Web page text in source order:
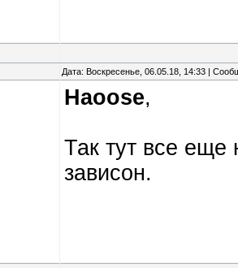
Дата: Воскресенье, 06.05.18, 14:33 |
Haoose,
Так тут все еще
зависон.